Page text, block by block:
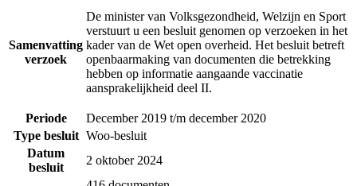
Samenvatting
verzoek
De minister van Volksgezondheid, Welzijn en Sport
verstuurt u een besluit genomen op verzoeken in het
kader van de Wet open overheid. Het besluit betreft
openbaarmaking van documenten die betrekking
hebben op informatie aangaande vaccinatie
aansprakelijkheid deel II.
Periode
December 2019 t/m december 2020
Type besluit Woo-besluit
Datum
besluit
2 oktober 2024